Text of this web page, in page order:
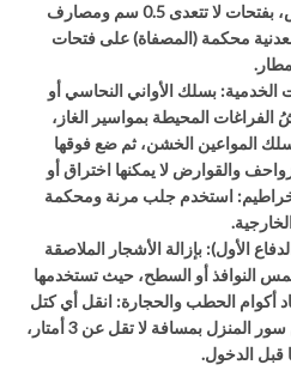
على جميع النوافذ والشنايش، بفتحات لا تتعدى 0.5 سم ومصارف
محكمة (المصفاة) على فتحات
بسلك الأواني النحاسي أو
المحيطة بمواسير الغاز،
سلك المواعين الخشن، ثم ضع فوقها
والقوارض لا يمكنها اختراق أو
استخدم جلب مرنة ومحكمة
الأول): بإزالة الأشجار الملاصقة
النوافذ أو السطح، حيث تستخدمها
أكوام الحطب والحجارة: انقل أي كتل
صخرية أو أخشاب بعيداً عن سور المنزل بمسافة لا تقل عن 3 أمتار،
قبل الدخول.